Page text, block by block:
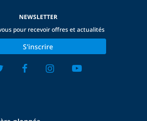
NEWSLETTER
pour recevoir offres et actualités
S'inscrire